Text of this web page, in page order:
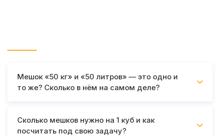
Мешок «50 кг» и «50 литров» — это одно и
то же? Сколько в нём на самом деле?
Сколько мешков нужно на 1 куб и как
посчитать под свою задачу?